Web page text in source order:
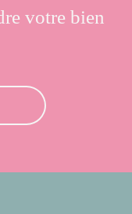
votre bien